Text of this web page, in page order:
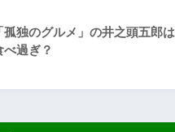
孤独のグルメ」の井之頭五郎は
べ過ぎ？